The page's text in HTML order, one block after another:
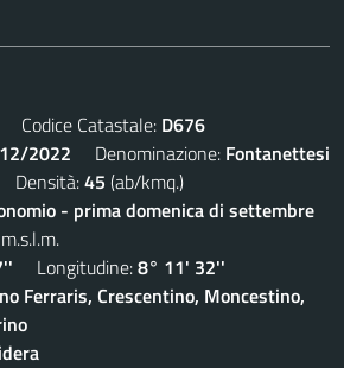
Codice Catastale: D676
2022 Denominazione: Fontanettesi
Densità:45 (ab/kmq.)
- prima domenica di settembre
m.s.l.m.
Longitudine:8° 11' 32''
Ferraris, Crescentino, Moncestino,